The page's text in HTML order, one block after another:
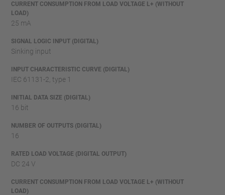
CURRENT CONSUMPTION FROM LOAD VOLTAGE L+ (WITHOUT
LOAD)
25 mA
SIGNAL LOGIC INPUT (DIGITAL)
Sinking input
INPUT CHARACTERISTIC CURVE (DIGITAL)
IEC 61131-2, type 1
INITIAL DATA SIZE (DIGITAL)
16 bit
NUMBER OF OUTPUTS (DIGITAL)
16
RATED LOAD VOLTAGE (DIGITAL OUTPUT)
DC 24 V
CURRENT CONSUMPTION FROM LOAD VOLTAGE L+ (WITHOUT
LOAD)